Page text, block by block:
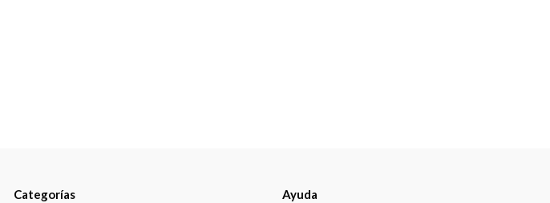
Categorías Ayuda